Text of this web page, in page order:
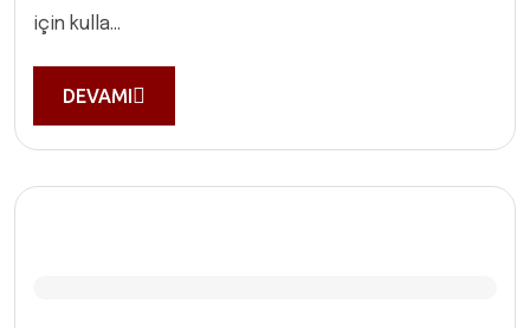
için kulla...
DEVAMI